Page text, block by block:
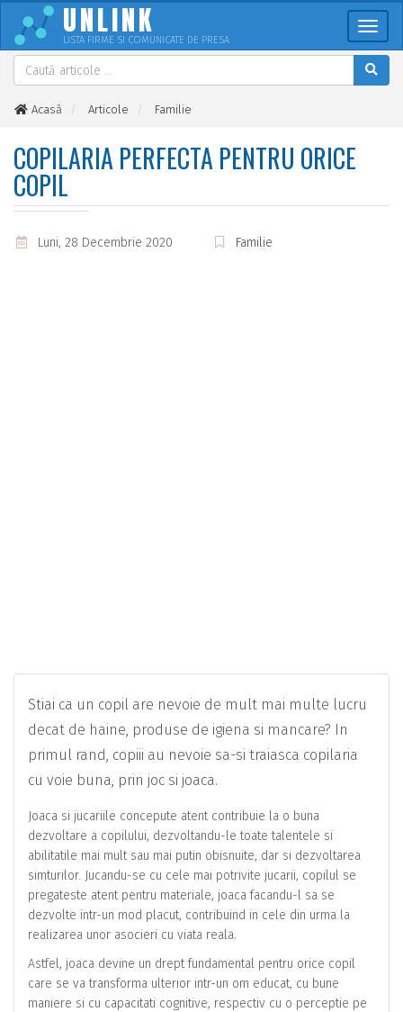
UNLINK
LISTA FIRME SI COMUNICATE DE PRESA
Acasă Articole
Familie
COPILARIA PERFECTA PENTRU ORICE
COPIL
Luni, 28 Decembrie 2020 Familie
Stiai ca un copil are nevoie de mult mai multe lucru
decat de haine, produse de igiena si mancare? In
primul rand, copiii au nevoie sa-si traiasca copilaria
cu voie buna, prin joc si joaca.
Joaca si jucariile concepute atent contribuie la o buna
dezvoltare a copilului, dezvoltandu-le toate talentele si
abilitatile mai mult sau mai putin obisnuite, dar si dezvoltarea
simturilor. Jucandu-se cu cele mai potrivite jucarii, copilul se
pregateste atent pentru materiale, joaca facandu-l sa se
dezvolte intr-un mod placut, contribuind in cele din urma la
realizarea unor asocieri cu viata reala.
Astfel, joaca devine un drept fundamental pentru orice copil
care se va transforma ulterior intr-un om educat, cu bune
maniere si cu capacitati cognitive, respectiv cu o perceptie pe